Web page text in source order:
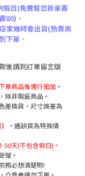
日)免費幫您拆單寄
80)．
家幾時會出貨(熱賣商
下單．
後請到訂單留言版
單商品後進行追加 。
除非瑕疵商品。
差換貨，尺寸誤差為
，遇缺貨為特殊情
天(不包含假日)。
理。
務必想清楚喲!